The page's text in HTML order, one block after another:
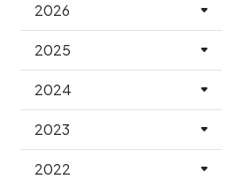
2026
2025
2024
2023
2022